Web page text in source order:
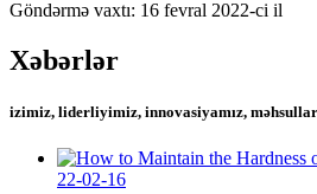
Göndərmə vaxtı: 16 fevral 2022-ci il
Xəbərlər
izimiz, liderliyimiz, innovasiyamız,
22-02-16